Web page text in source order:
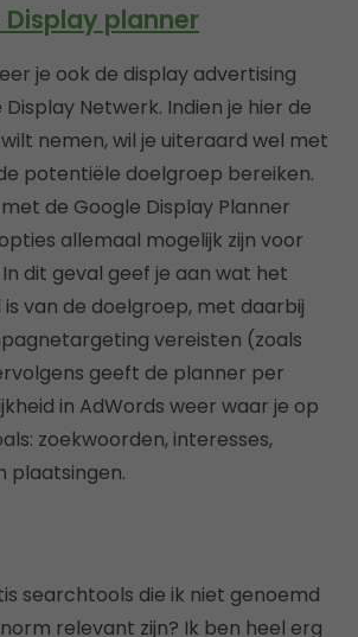
planner
je ook de display advertising
Netwerk. Indien je hier de
nemen, wil je uiteraard wel met
potentiële doelgroep bereiken.
de Google Display Planner
allemaal mogelijk zijn voor
dit geval geef je aan wat het
van de doelgroep, met daarbij
vereisten (zoals
geeft de planner per
in AdWords weer waar je op
zoekwoorden, interesses,
plaatsingen.
searchtools die ik niet genoemd
relevant zijn? Ik ben heel erg